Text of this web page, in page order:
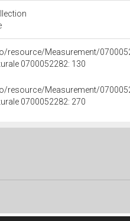
resource/Measurement/
0700052282: 130
resource/Measurement/
0700052282: 270